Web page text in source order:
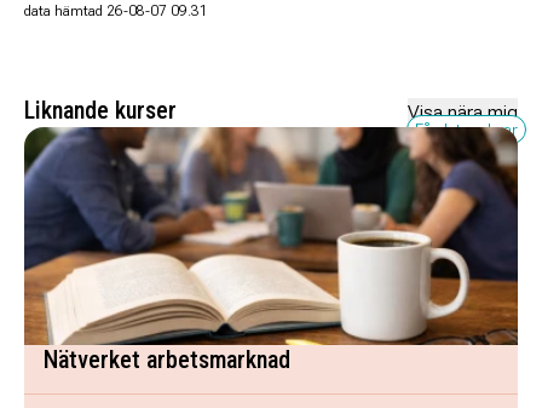
data hämtad 26-08-07 09.31
Liknande kurser Visa nära mig
Få platser kvar
Nätverket arbetsmarknad